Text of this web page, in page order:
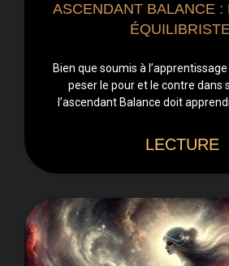
ASCENDANT BALANCE :
Bien que soumis à
peser le pour et le contre dans
l’ascendant Balance doit
LECTURE